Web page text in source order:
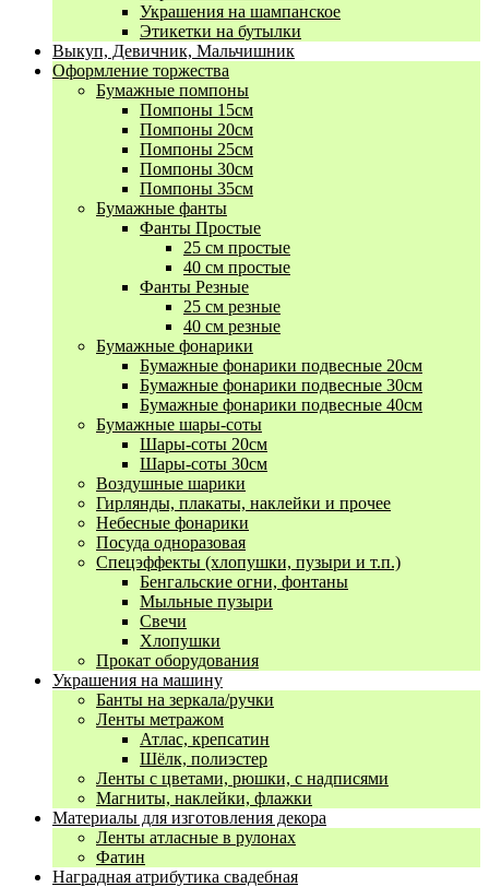
Украшения на шампанское
Этикетки на бутылки
Выкуп, Девичник, Мальчишник
Оформление торжества
Бумажные помпоны
Помпоны 15см
Помпоны 20см
Помпоны 25см
Помпоны 30см
Помпоны 35см
Бумажные фанты
Фанты Простые
25 см простые
40 см простые
Фанты Резные
25 см резные
40 см резные
Бумажные фонарики
Бумажные фонарики подвесные 20см
Бумажные фонарики подвесные 30см
Бумажные фонарики подвесные 40см
Бумажные шары-соты
Шары-соты 20см
Шары-соты 30см
Воздушные шарики
Гирлянды, плакаты, наклейки и прочее
Небесные фонарики
Посуда одноразовая
Спецэффекты (хлопушки, пузыри и т.п.)
Бенгальские огни, фонтаны
Мыльные пузыри
Свечи
Хлопушки
Прокат оборудования
Украшения на машину
Банты на зеркала/ручки
Ленты метражом
Атлас, крепсатин
Шёлк, полиэстер
Ленты с цветами, рюшки, с надписями
Магниты, наклейки, флажки
Материалы для изготовления декора
Ленты атласные в рулонах
Фатин
Наградная атрибутика свадебная